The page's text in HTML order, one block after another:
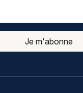
Je m'abonne